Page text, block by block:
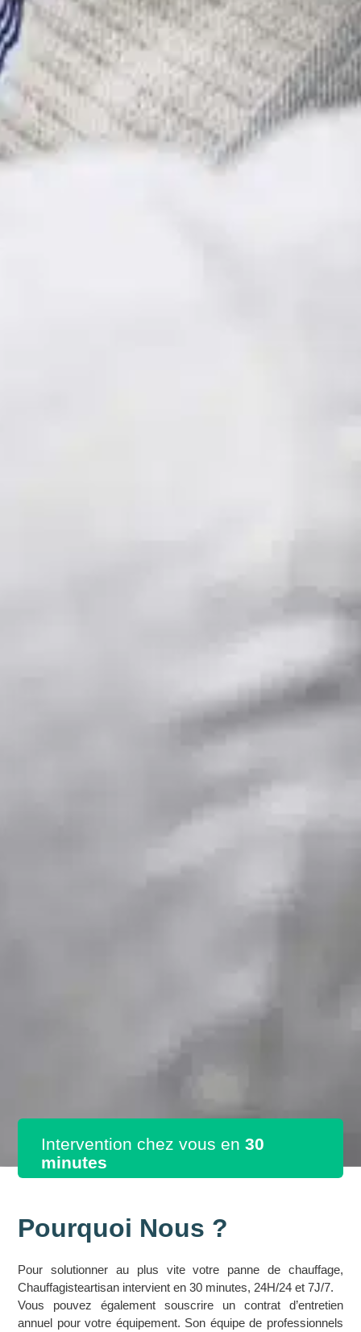
Intervention chez vous en 30
minutes
Pourquoi Nous ?
Pour solutionner au plus vite votre panne de chauffage,
Chauffagisteartisan intervient en 30 minutes, 24H/24 et 7J/7.
Vous pouvez également souscrire un contrat d’entretien
annuel pour votre équipement. Son équipe de professionnels